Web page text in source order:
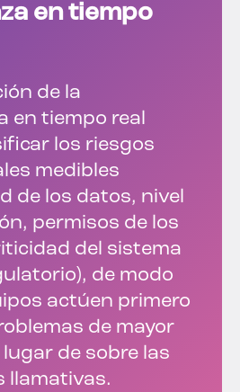
en tiempo
de la
en tiempo real
los riesgos
medibles
de los datos, nivel
permisos de los
del sistema
de modo
actúen primero
de mayor
de sobre las
llamativas.